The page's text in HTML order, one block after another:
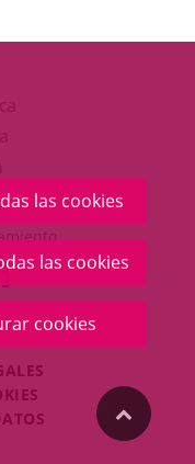
las cookies
las cookies
cookies
aplicación
externa.
ENLACE
A
UNA
EXTERNA.
"Volver